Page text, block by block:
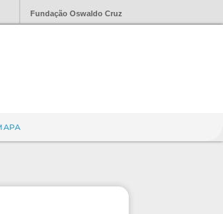
Fundação Oswaldo Cruz